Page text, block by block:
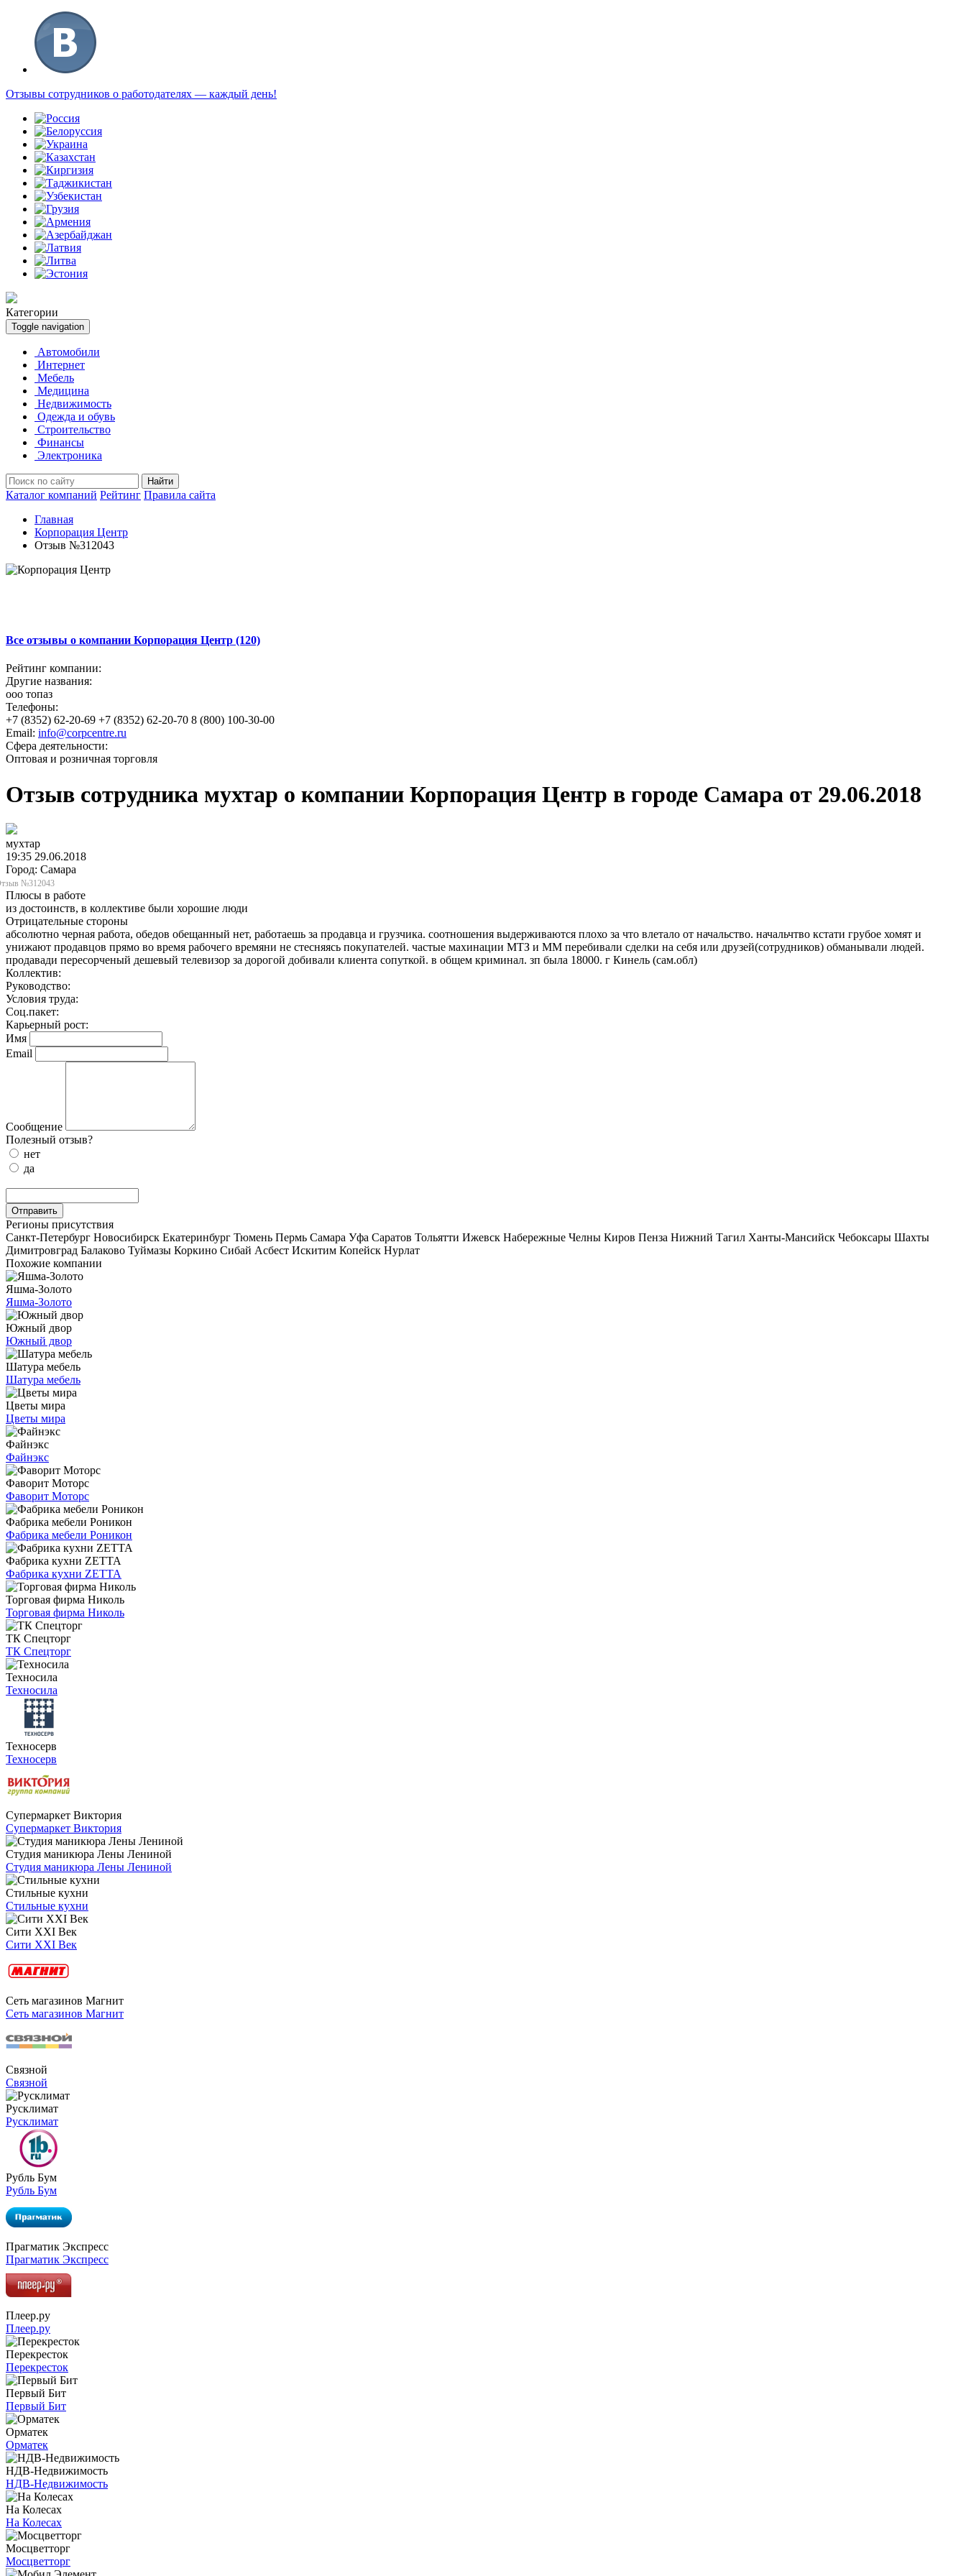
Отзывы сотрудников о работодателях — каждый день!
Категории
Toggle navigation
Автомобили
Интернет
Мебель
Медицина
Недвижимость
Одежда и обувь
Строительство
Финансы
Электроника
Найти
Каталог компаний Рейтинг Правила сайта
Главная
Корпорация Центр
Отзыв №312043
Все отзывы о компании Корпорация Центр (120)
Рейтинг компании:
Другие названия:
ооо топаз
Телефоны:
+7 (8352) 62-20-69 +7 (8352) 62-20-70 8 (800) 100-30-00
Email: info@corpcentre.ru
Сфера деятельности:
Оптовая и розничная торговля
Отзыв сотрудника мухтар о компании Корпорация Центр в городе Самара от 29.06.2018
мухтар
19:35 29.06.2018
Город: Самара
№312043
Плюсы в работе
из достоинств, в коллективе были хорошие люди
Отрицательные стороны
абсолютно черная работа, обедов обещанный нет, работаешь за продавца и грузчика. соотношения выдерживаются плохо за что влетало от начальство. начальчтво кстати грубое хомят и
унижают продавцов прямо во время рабочего времяни не стесняясь покупателей. частые махинации МТЗ и ММ перебивали сделки на себя или друзей(сотрудников) обманывали людей.
продавади пересорченый дешевый телевизор за дорогой добивали клиента сопуткой. в общем криминал. зп была 18000. г Кинель (сам.обл)
Коллектив:
Руководство:
Условия труда:
Соц.пакет:
Карьерный рост:
Имя
Email
Сообщение
Полезный отзыв?
нет
да
Отправить
Регионы присутствия
Санкт-Петербург Новосибирск Екатеринбург Тюмень Пермь Самара Уфа Саратов Тольятти Ижевск Набережные Челны Киров Пенза Нижний Тагил Ханты-Мансийск Чебоксары Шахты
Димитровград Балаково Туймазы Коркино Сибай Асбест Искитим Копейск Нурлат
Похожие компании
Яшма-Золото
Яшма-Золото
Южный двор
Южный двор
Шатура мебель
Шатура мебель
Цветы мира
Цветы мира
Файнэкс
Файнэкс
Фаворит Моторс
Фаворит Моторс
Фабрика мебели Роникон
Фабрика мебели Роникон
Фабрика кухни ZETTA
Фабрика кухни ZETTA
Торговая фирма Николь
Торговая фирма Николь
ТК Спецторг
ТК Спецторг
Техносила
Техносила
Техносерв
Техносерв
Супермаркет Виктория
Супермаркет Виктория
Студия маникюра Лены Лениной
Студия маникюра Лены Лениной
Стильные кухни
Стильные кухни
Сити XXI Век
Сити XXI Век
Сеть магазинов Магнит
Сеть магазинов Магнит
Связной
Связной
Русклимат
Русклимат
Рубль Бум
Рубль Бум
Прагматик Экспресс
Прагматик Экспресс
Плеер.ру
Плеер.ру
Перекресток
Перекресток
Первый Бит
Первый Бит
Орматек
Орматек
НДВ-Недвижимость
НДВ-Недвижимость
На Колесах
На Колесах
Мосцветторг
Мосцветторг